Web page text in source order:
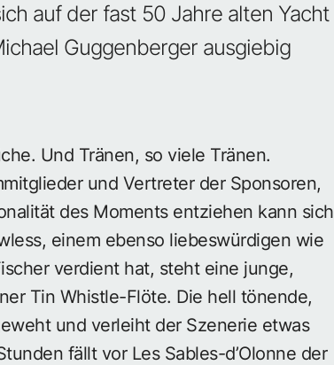
auf der fast 50 Jahre alten Yacht
Guggenberger ausgiebig
Und Tränen, so viele Tränen.
und Vertreter der Sponsoren,
des Moments entziehen kann sich
einem ebenso liebeswürdigen wie
verdient hat, steht eine junge,
Tin Whistle-Flöte. Die hell tönende,
und verleiht der Szenerie etwas
fällt vor Les Sables-d’Olonne der